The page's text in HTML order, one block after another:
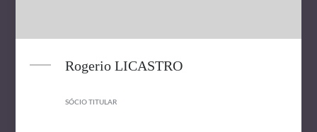
Rogerio LICASTRO
SÓCIO TITULAR